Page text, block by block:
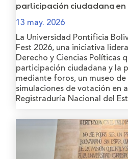
participación ciudadana en
13 may. 2026
La Universidad Pontificia
Fest 2026, una iniciativa
Derecho y Ciencias Políticas
participación ciudadana y la
mediante foros, un museo
simulaciones de votación en
Registraduría Nacional del